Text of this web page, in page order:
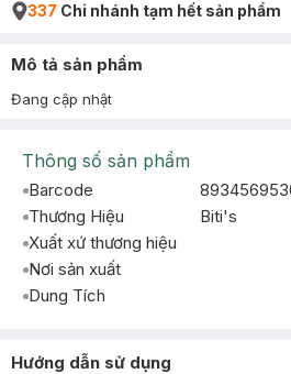
337 Chi nhánh tạm hết sản phẩm
Mô tả sản phẩm
Đang cập nhật
Thông số sản phẩm
Barcode
Thương Hiệu
Biti's
Xuất xứ thương hiệu
Nơi sản xuất
Dung Tích
Hướng dẫn sử dụng